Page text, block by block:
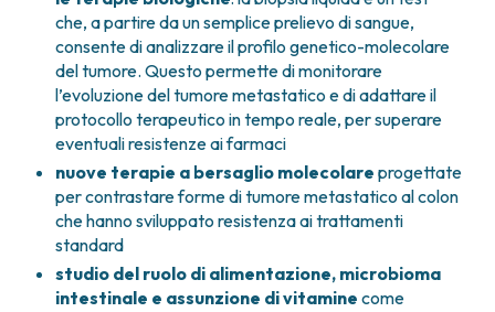
che, a partire da un semplice prelievo di sangue,
consente di analizzare il profilo genetico-molecolare
del tumore. Questo permette di monitorare
l’evoluzione del tumore metastatico e di adattare il
protocollo terapeutico in tempo reale, per superare
eventuali resistenze ai farmaci
nuove terapie a bersaglio molecolare progettate
per contrastare forme di tumore metastatico al colon
che hanno sviluppato resistenza ai trattamenti
standard
studio del ruolo di alimentazione, microbioma
intestinale e assunzione di vitamine come